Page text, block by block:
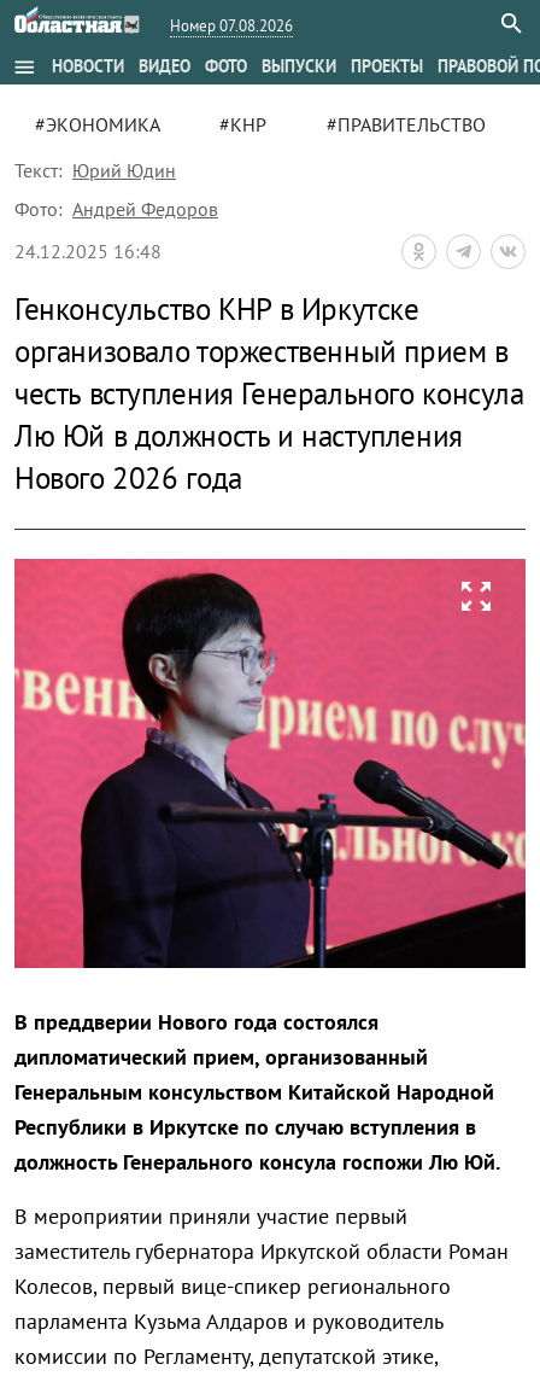
Номер 07.08.2026
menu НОВОСТИ ВИДЕО ФОТО ВЫПУСКИ ПРОЕКТЫ ПРАВОВОЙ
#ЭКОНОМИКА #КНР
#ПРАВИТЕЛЬСТВО
Текст: Юрий Юдин
Фото: Андрей Федоров
24.12.2025 16:48
Генконсульство КНР в Иркутске
организовало торжественный прием в
честь вступления Генерального консула
Лю Юй в должность и наступления
Нового 2026 года
zoom_out_map
В преддверии Нового года состоялся
дипломатический прием, организованный
Генеральным консульством Китайской Народной
Республики в Иркутске по случаю вступления в
должность Генерального консула госпожи Лю Юй.
В мероприятии приняли участие первый
заместитель губернатора Иркутской области Роман
Колесов, первый вице-спикер регионального
парламента Кузьма Алдаров и руководитель
комиссии по Регламенту, депутатской этике,